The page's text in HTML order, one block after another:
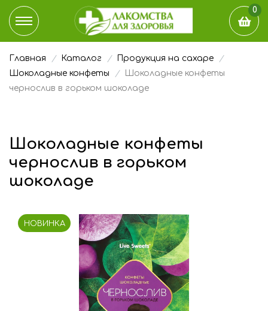
0
КАТАЛОГ
ДОСТАВКА И ОПЛАТА
ГДЕ КУПИТЬ
ЭТО ИНТЕРЕСНО
О КОМПАНИИ
Главная Каталог
Продукция на сахаре
Шоколадные конфеты
Шоколадные конфеты
чернослив в горьком шоколаде
Шоколадные конфеты
чернослив в горьком
шоколаде
НОВИНКА